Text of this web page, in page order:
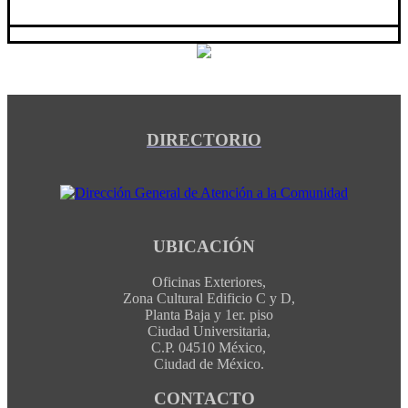
DIRECTORIO
UBICACIÓN
Oficinas Exteriores,
Zona Cultural Edificio C y D,
Planta Baja y 1er. piso
Ciudad Universitaria,
C.P. 04510 México,
Ciudad de México.
CONTACTO